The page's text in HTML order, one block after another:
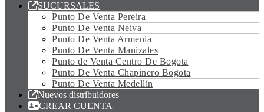
SUCURSALES
Punto De Venta Pereira
Punto De Venta Neiva
Punto De Venta Armenia
Punto De Venta Manizales
Punto de Venta Centro De Bogota
Punto De Venta Chapinero Bogota
Punto De Venta Medellín
Nuevos distribuidores
CREAR CUENTA